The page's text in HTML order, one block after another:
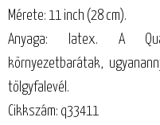
Mérete: 11 inch (28 cm).
Anyaga: latex. A
környezetbarátak,
tölgyfalevél.
Cikkszám: q33411